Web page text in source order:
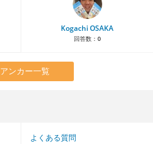
Kogachi OSAKA
回答数： 0
アンカー一覧
よくある質問